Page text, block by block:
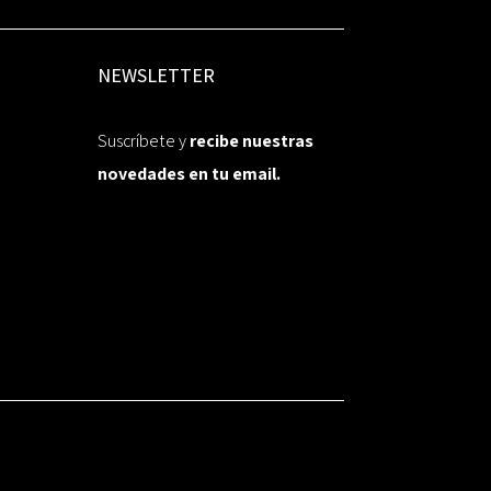
NEWSLETTER
Suscríbete yrecibe nuestras
novedades en tu email.